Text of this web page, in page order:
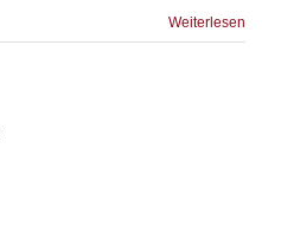
Weiterlesen